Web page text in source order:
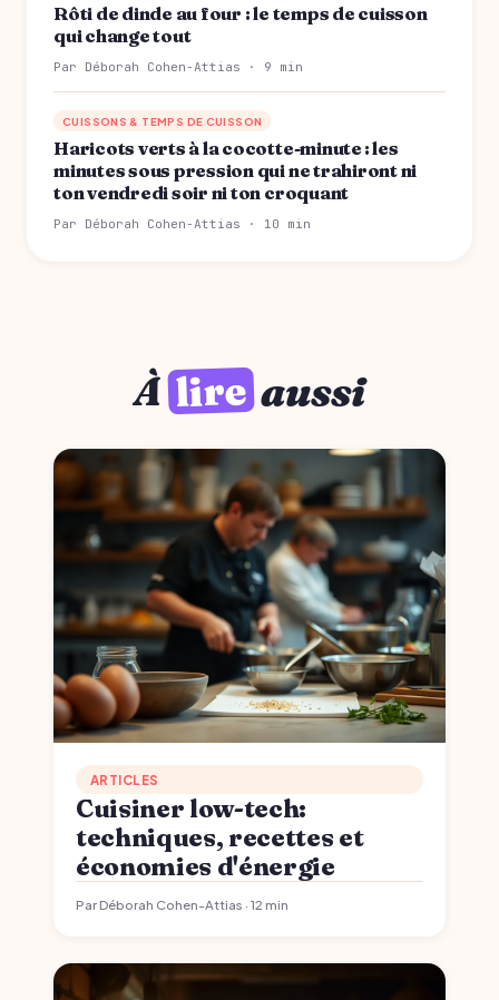
Rôti de dinde au four : le temps de cuisson
qui change tout
Par Déborah Cohen-Attias · 9 min
CUISSONS & TEMPS DE CUISSON
Haricots verts à la cocotte-minute : les
minutes sous pression qui ne trahiront ni
ton vendredi soir ni ton croquant
Par Déborah Cohen-Attias · 10 min
Àlireaussi
ARTICLES
Cuisiner low-tech:
techniques, recettes et
économies d'énergie
Par Déborah Cohen-Attias · 12 min